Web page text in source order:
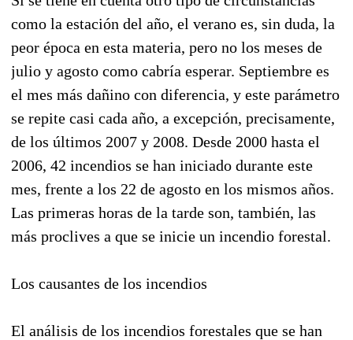
como la estación del año, el verano es, sin duda, la
peor época en esta materia, pero no los meses de
julio y agosto como cabría esperar. Septiembre es
el mes más dañino con diferencia, y este parámetro
se repite casi cada año, a excepción, precisamente,
de los últimos 2007 y 2008. Desde 2000 hasta el
2006, 42 incendios se han iniciado durante este
mes, frente a los 22 de agosto en los mismos años.
Las primeras horas de la tarde son, también, las
más proclives a que se inicie un incendio forestal.
Los causantes de los incendios
El análisis de los incendios forestales que se han